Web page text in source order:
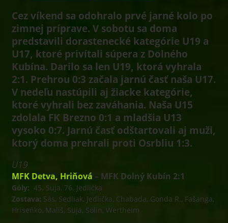
Cez víkend sa odohralo prvé jarné kolo po
zimnej príprave. V sobotu sa doma
predstavili dorastenecké kategórie U19 a
U17, ktoré privítali súpera z Dolného
Kubína. Darilo sa len U19, ktorá vyhrala
2:1. Prehrou 0:3 začala jarnú časť naša U17.
V nedeľu nastúpili aj žiacke kategórie,
ktoré vyhrali bez zaváhania. Naša U15
zdolala FK Brezno 0:1 a mladšia U13
vysoko 0:7. Jarnú časť odštartovali aj muži,
ktorý doma prehrali proti Osrbliu 1:3.
U19
MFK Detva, Hriňová – MFK Dolný Kubín 2:1
Góly: 45. Suja, 76. Jedlička
Zostava: Sás, Sedliak, Jedlička, Chabada, Gonda R., Fašanga,
Hriseňko, Mališ, Suja, Solin, Wertheim